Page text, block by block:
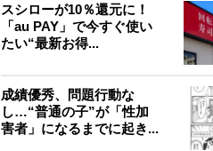
スシローが10％還元に！
「au PAY」で今すぐ使い
たい“最新お得...
成績優秀、問題行動な
し…“普通の子”が「性加
害者」になるまでに起き...